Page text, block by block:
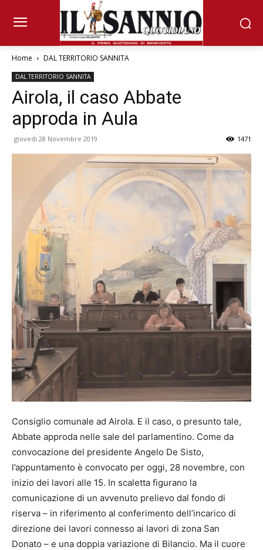
Home DAL TERRITORIO SANNITA
DAL TERRITORIO SANNITA
Airola, il caso Abbate
approda in Aula
giovedì 28 Novembre 2019 1471
Consiglio comunale ad Airola. E il caso, o presunto tale,
Abbate approda nelle sale del parlamentino. Come da
convocazione del presidente Angelo De Sisto,
l’appuntamento è convocato per oggi, 28 novembre, con
inizio dei lavori alle 15. In scaletta figurano la
comunicazione di un avvenuto prelievo dal fondo di
riserva – in riferimento al conferimento dell’incarico di
direzione dei lavori connesso ai lavori di zona San
Donato – e una doppia variazione di Bilancio. Ma il cuore